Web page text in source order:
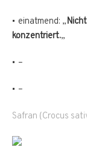
einatmend: „
konzentriert.„
–
–
Safran (Crocus